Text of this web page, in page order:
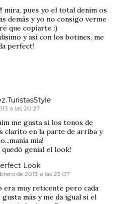
mira, pues yo el total denim os
demás y yo no consigo verme
que copiarte :)
y así con los botines, me
perfect!
a las 20:27
me gusta si los tonos de
clarito en la parte de arriba y
mia!
genial el look!
Look
de 2013 a las 23:07
era muy reticente pero cada
gusta más y me da igual si el